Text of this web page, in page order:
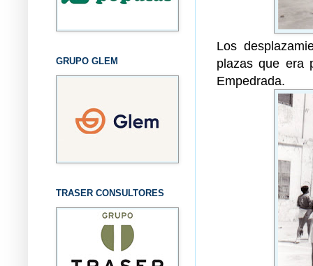
Los
plazas que era
Empedrada.
GRUPO GLEM
TRASER CONSULTORES